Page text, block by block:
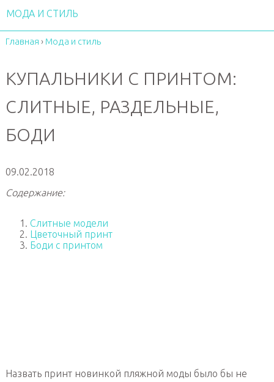
МОДА И СТИЛЬ
Главная › Мода и стиль
КУПАЛЬНИКИ С ПРИНТОМ:
СЛИТНЫЕ, РАЗДЕЛЬНЫЕ,
БОДИ
09.02.2018
Содержание:
Слитные модели
Цветочный принт
Боди с принтом
Назвать принт новинкой пляжной моды было бы не